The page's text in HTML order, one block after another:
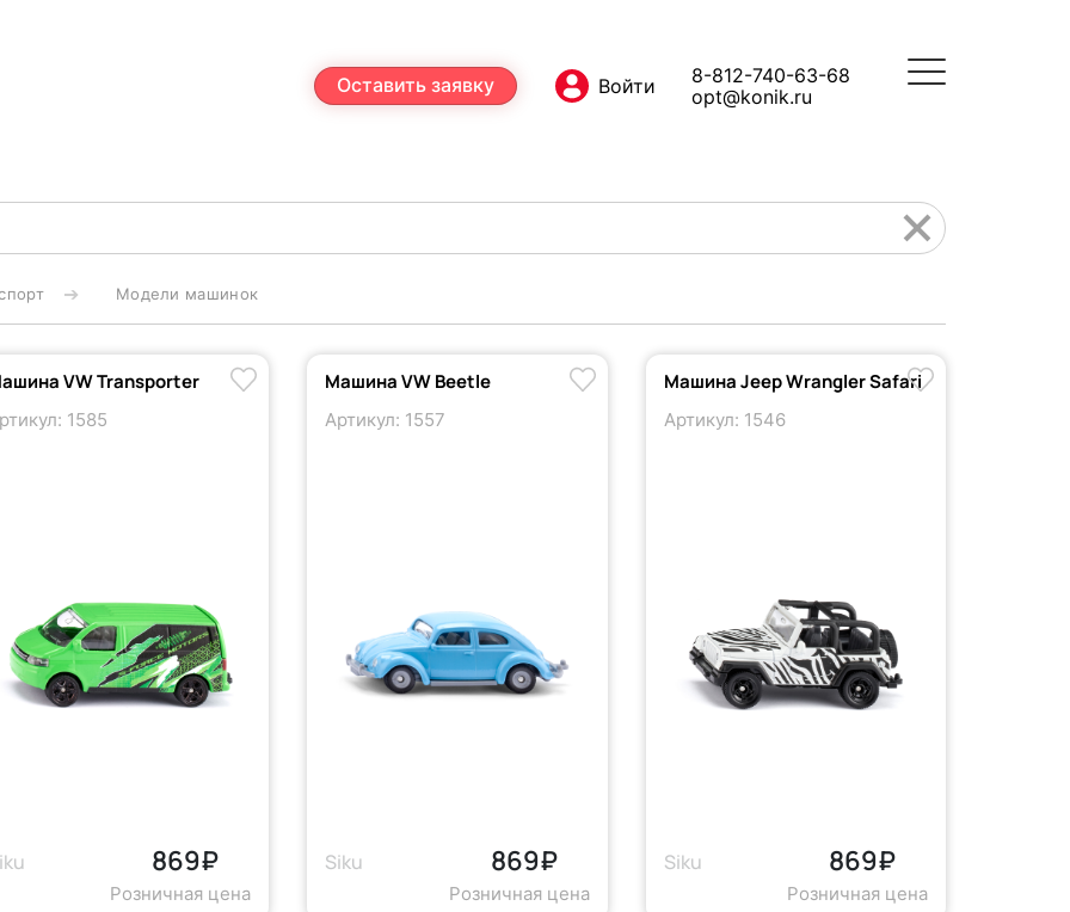
Оставить заявку
8-812-740-63-68
opt@konik.ru
Модели машинок
VW Transporter
1585
869₽
Розничная цена
Машина VW Beetle
Артикул: 1557
Siku 869₽
Розничная цена
Машина Jeep Wrangler Safari
Артикул: 1546
Siku 869₽
Розничная цена